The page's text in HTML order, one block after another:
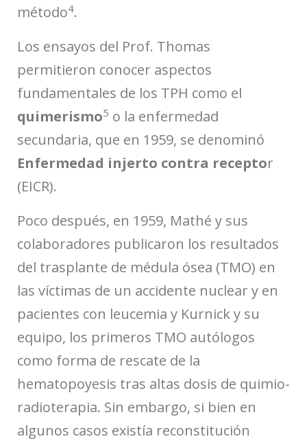
método4.
Los ensayos del Prof. Thomas
permitieron conocer aspectos
fundamentales de los TPH como el
quimerismo5 o la enfermedad
secundaria, que en 1959, se denominó
Enfermedad injerto contra receptor
(EICR).
Poco después, en 1959, Mathé y sus
colaboradores publicaron los resultados
del trasplante de médula ósea (TMO) en
las víctimas de un accidente nuclear y en
pacientes con leucemia y Kurnick y su
equipo, los primeros TMO autólogos
como forma de rescate de la
hematopoyesis tras altas dosis de quimio-
radioterapia. Sin embargo, si bien en
algunos casos existía reconstitución